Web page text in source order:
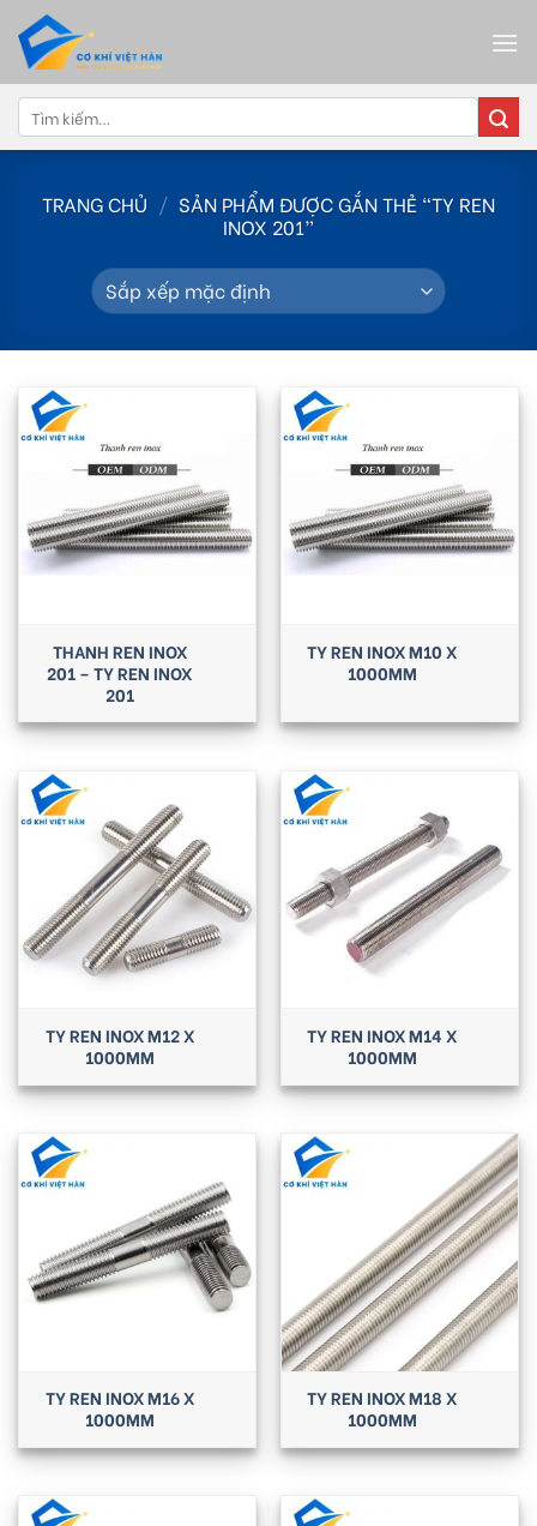
content
Tìm
kiếm:
TRANG CHỦ / SẢN PHẨM ĐƯỢC GẮN THẺ “TY REN
INOX 201”
THANH REN INOX
201 – TY REN INOX
201
TY REN INOX M10 X
1000MM
TY REN INOX M12 X
1000MM
TY REN INOX M14 X
1000MM
TY REN INOX M16 X
1000MM
TY REN INOX M18 X
1000MM